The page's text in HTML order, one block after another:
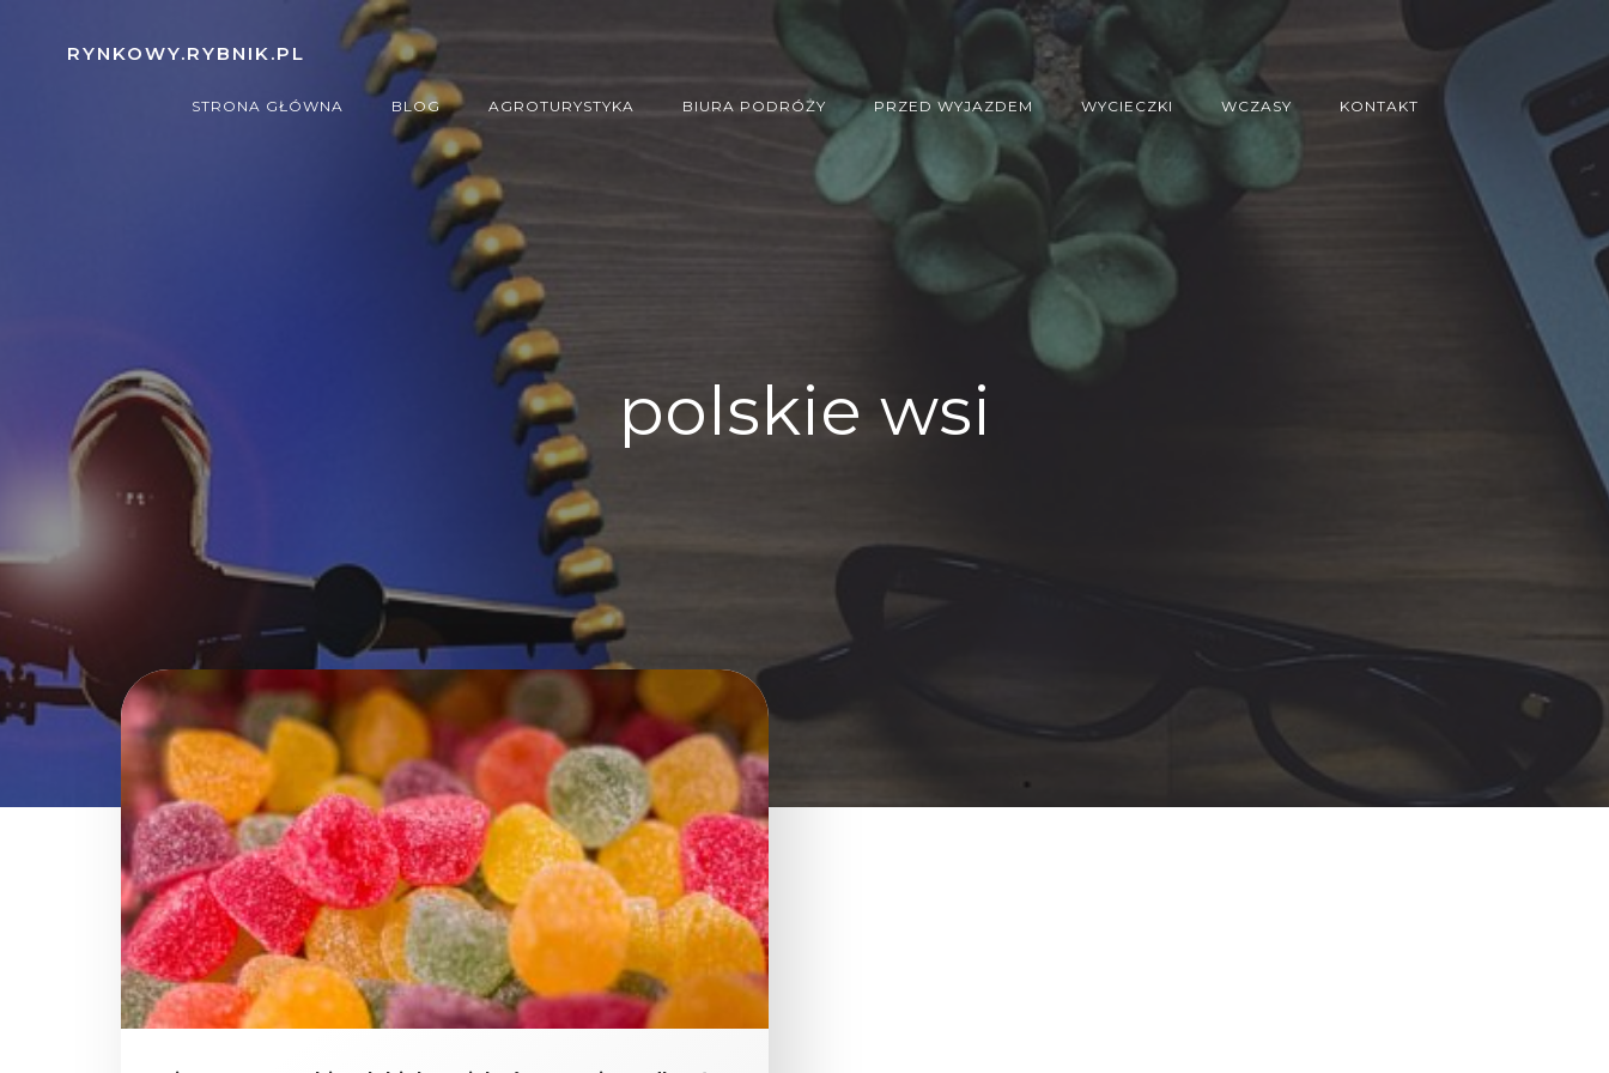
RYNKOWY.RYBNIK.PL
STRONA GŁÓWNA BLOG AGROTURYSTYKA BIURA PODRÓŻY PRZED WYJAZDEM WYCIECZKI WCZASY KONTAKT
polskie wsi